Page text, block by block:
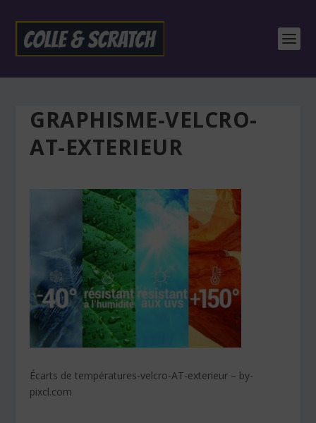
GRAPHISME-VELCRO-
AT-EXTERIEUR
Écarts de températures-velcro-AT-exterieur – by-
pixcl.com